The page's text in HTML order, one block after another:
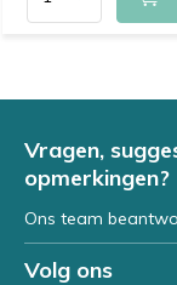
Vragen,
opmerkingen?
Ons team
Volg ons